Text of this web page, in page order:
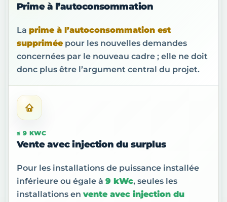
Prime à l’autoconsommation
La prime à l’autoconsommation est
supprimée pour les nouvelles demandes
concernées par le nouveau cadre ; elle ne doit
donc plus être l’argument central du projet.
≤ 9 KWC
Vente avec injection du surplus
Pour les installations de puissance installée
inférieure ou égale à 9 kWc, seules les
installations en vente avec injection du